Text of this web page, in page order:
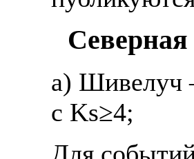
Северная
а) Шивелуч
с Ks≥4;